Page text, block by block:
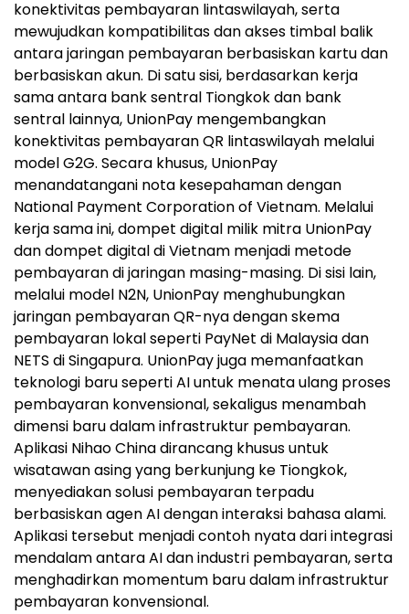
konektivitas pembayaran lintaswilayah, serta
mewujudkan kompatibilitas dan akses timbal balik
antara jaringan pembayaran berbasiskan kartu dan
berbasiskan akun. Di satu sisi, berdasarkan kerja
sama antara bank sentral Tiongkok dan bank
sentral lainnya, UnionPay mengembangkan
konektivitas pembayaran QR lintaswilayah melalui
model G2G. Secara khusus, UnionPay
menandatangani nota kesepahaman dengan
National Payment Corporation of Vietnam. Melalui
kerja sama ini, dompet digital milik mitra UnionPay
dan dompet digital di Vietnam menjadi metode
pembayaran di jaringan masing-masing. Di sisi lain,
melalui model N2N, UnionPay menghubungkan
jaringan pembayaran QR-nya dengan skema
pembayaran lokal seperti PayNet di Malaysia dan
NETS di Singapura. UnionPay juga memanfaatkan
teknologi baru seperti AI untuk menata ulang proses
pembayaran konvensional, sekaligus menambah
dimensi baru dalam infrastruktur pembayaran.
Aplikasi Nihao China dirancang khusus untuk
wisatawan asing yang berkunjung ke Tiongkok,
menyediakan solusi pembayaran terpadu
berbasiskan agen AI dengan interaksi bahasa alami.
Aplikasi tersebut menjadi contoh nyata dari integrasi
mendalam antara AI dan industri pembayaran, serta
menghadirkan momentum baru dalam infrastruktur
pembayaran konvensional.